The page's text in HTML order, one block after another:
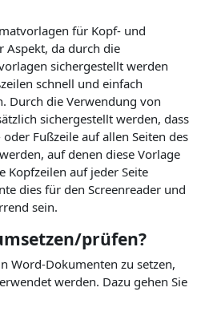
für Kopf- und
Aspekt, da durch die
sichergestellt werden
schnell und einfach
Durch die Verwendung von
sichergestellt werden, dass
Fußzeile auf allen Seiten des
auf denen diese Vorlage
Kopfzeilen auf jeder Seite
dies für den Screenreader und
sein.
prüfen?
Word-Dokumenten zu setzen,
werden. Dazu gehen Sie